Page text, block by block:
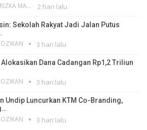
NANDA RIZKA MAHENDRA 2 hari lalu
Sekolah Rakyat Jadi Jalan Putus
3 hari lalu
Dana Cadangan Rp1,2 Triliun
3 hari lalu
Undip Luncurkan KTM Co-Branding,
3 hari lalu